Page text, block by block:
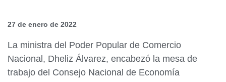
27 de enero de 2022
La ministra del Poder Popular de Comercio
Nacional, Dheliz Álvarez, encabezó la mesa de
trabajo del Consejo Nacional de Economía